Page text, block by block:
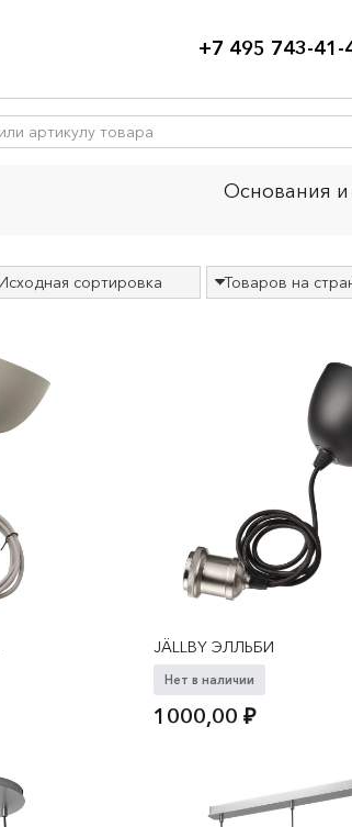
+7 495 743-41-
Основания
JÄLLBY ЭЛЛЬБИ
Нет в наличии
1000,00₽